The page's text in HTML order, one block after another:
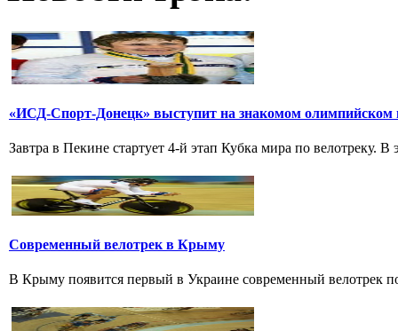
«ИСД-Спорт-Донецк» выступит на знакомом олимпийском
Завтра в Пекине стартует 4-й этап Кубка мира по велотреку.
Современный велотрек в Крыму
В Крыму появится первый в Украине современный велотрек